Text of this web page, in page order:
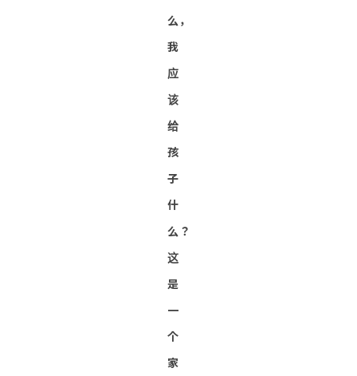
么，
我
应
该
给
孩
子
什
么？
这
是
一
个
家